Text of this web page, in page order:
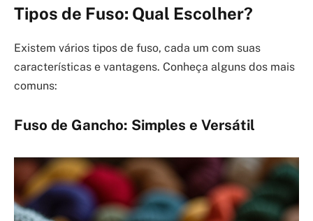
Tipos de Fuso: Qual Escolher?
Existem vários tipos de fuso, cada um com suas
características e vantagens. Conheça alguns dos mais
comuns:
Fuso de Gancho: Simples e Versátil